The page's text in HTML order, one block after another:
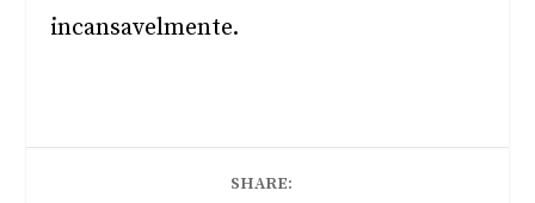
incansavelmente.
SHARE: